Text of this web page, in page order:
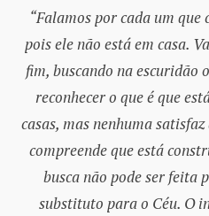
“Falamos por cada um que
pois ele não está em casa.
fim, buscando na escuridão
reconhecer o que é que
casas, mas nenhuma
compreende que está
busca não pode ser feita
substituto para o Céu. O